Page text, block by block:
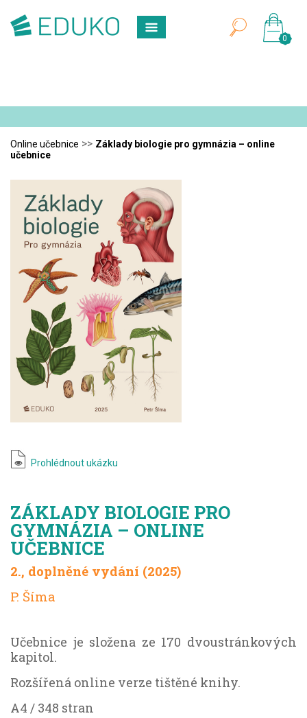
0
Online učebnice >> Základy biologie pro gymnázia – online
učebnice
Prohlédnout ukázku
ZÁKLADY BIOLOGIE PRO
GYMNÁZIA – ONLINE
UČEBNICE
2., doplněné vydání (2025)
P. Šíma
Učebnice je složena ze 170 dvoustránkových
kapitol.
Rozšířená online verze tištěné knihy.
A4 / 348 stran